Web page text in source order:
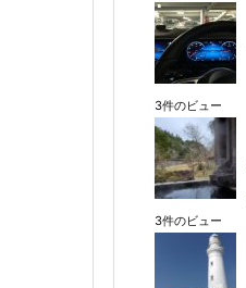
3件のビュー
3件のビュー